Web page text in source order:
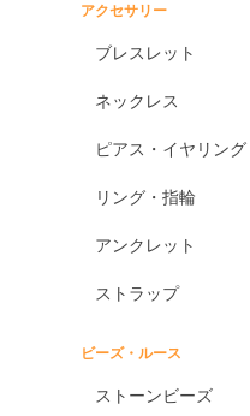
アクセサリー
ブレスレット
ネックレス
ピアス・イヤリング
リング・指輪
アンクレット
ストラップ
ビーズ・ルース
ストーンビーズ